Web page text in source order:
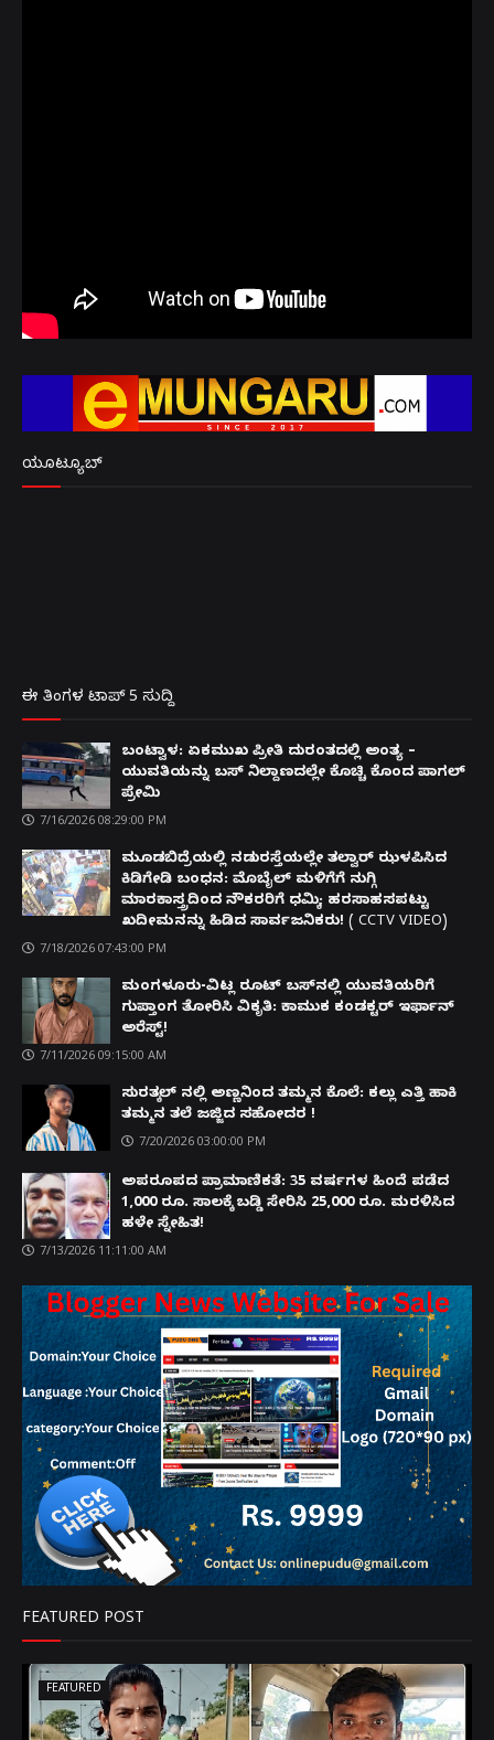
ಯೂಟ್ಯೂಬ್
ಈ ತಿಂಗಳ ಟಾಪ್ 5 ಸುದ್ದಿ
ಬಂಟ್ವಾಳ: ಏಕಮುಖ ಪ್ರೀತಿ ದುರಂತದಲ್ಲಿ ಅಂತ್ಯ –
ಯುವತಿಯನ್ನು ಬಸ್ ನಿಲ್ದಾಣದಲ್ಲೇ ಕೊಚ್ಚಿ ಕೊಂದ ಪಾಗಲ್
ಪ್ರೇಮಿ
7/16/2026 08:29:00 PM
ಮೂಡಬಿದ್ರೆಯಲ್ಲಿ ನಡುರಸ್ತೆಯಲ್ಲೇ ತಲ್ವಾರ್ ಝಳಪಿಸಿದ
ಕಿಡಿಗೇಡಿ ಬಂಧನ: ಮೊಬೈಲ್ ಮಳಿಗೆಗೆ ನುಗ್ಗಿ
ಮಾರಕಾಸ್ತ್ರದಿಂದ ನೌಕರರಿಗೆ ಧಮ್ಕಿ; ಹರಸಾಹಸಪಟ್ಟು
ಖದೀಮನನ್ನು ಹಿಡಿದ ಸಾರ್ವಜನಿಕರು! ( CCTV VIDEO)
7/18/2026 07:43:00 PM
ಮಂಗಳೂರು-ವಿಟ್ಲ ರೂಟ್ ಬಸ್‌ನಲ್ಲಿ ಯುವತಿಯರಿಗೆ
ಗುಪ್ತಾಂಗ ತೋರಿಸಿ ವಿಕೃತಿ: ಕಾಮುಕ ಕಂಡಕ್ಟರ್ ಇರ್ಫಾನ್
ಅರೆಸ್ಟ್!
7/11/2026 09:15:00 AM
ಸುರತ್ಕಲ್ ನಲ್ಲಿ ಅಣ್ಣನಿಂದ ತಮ್ಮನ ಕೊಲೆ: ಕಲ್ಲು ಎತ್ತಿ ಹಾಕಿ
ತಮ್ಮನ ತಲೆ ಜಜ್ಜಿದ ಸಹೋದರ !
7/20/2026 03:00:00 PM
ಅಪರೂಪದ ಪ್ರಾಮಾಣಿಕತೆ: 35 ವರ್ಷಗಳ ಹಿಂದೆ ಪಡೆದ
1,000 ರೂ. ಸಾಲಕ್ಕೆ ಬಡ್ಡಿ ಸೇರಿಸಿ 25,000 ರೂ. ಮರಳಿಸಿದ
ಹಳೇ ಸ್ನೇಹಿತ!
7/13/2026 11:11:00 AM
FEATURED POST
FEATURED